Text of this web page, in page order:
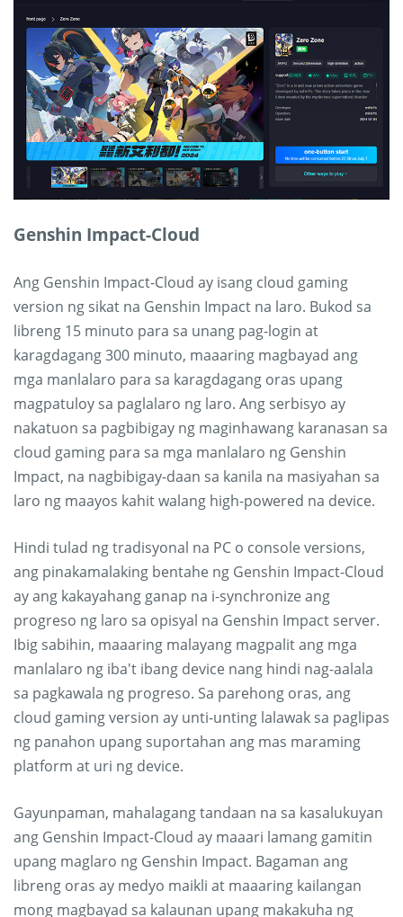
Genshin Impact-Cloud
Ang Genshin Impact-Cloud ay isang cloud gaming
version ng sikat na Genshin Impact na laro. Bukod sa
libreng 15 minuto para sa unang pag-login at
karagdagang 300 minuto, maaaring magbayad ang
mga manlalaro para sa karagdagang oras upang
magpatuloy sa paglalaro ng laro. Ang serbisyo ay
nakatuon sa pagbibigay ng maginhawang karanasan sa
cloud gaming para sa mga manlalaro ng Genshin
Impact, na nagbibigay-daan sa kanila na masiyahan sa
laro ng maayos kahit walang high-powered na device.
Hindi tulad ng tradisyonal na PC o console versions,
ang pinakamalaking bentahe ng Genshin Impact-Cloud
ay ang kakayahang ganap na i-synchronize ang
progreso ng laro sa opisyal na Genshin Impact server.
Ibig sabihin, maaaring malayang magpalit ang mga
manlalaro ng iba't ibang device nang hindi nag-aalala
sa pagkawala ng progreso. Sa parehong oras, ang
cloud gaming version ay unti-unting lalawak sa paglipas
ng panahon upang suportahan ang mas maraming
platform at uri ng device.
Gayunpaman, mahalagang tandaan na sa kasalukuyan
ang Genshin Impact-Cloud ay maaari lamang gamitin
upang maglaro ng Genshin Impact. Bagaman ang
libreng oras ay medyo maikli at maaaring kailangan
mong magbayad sa kalaunan upang makakuha ng